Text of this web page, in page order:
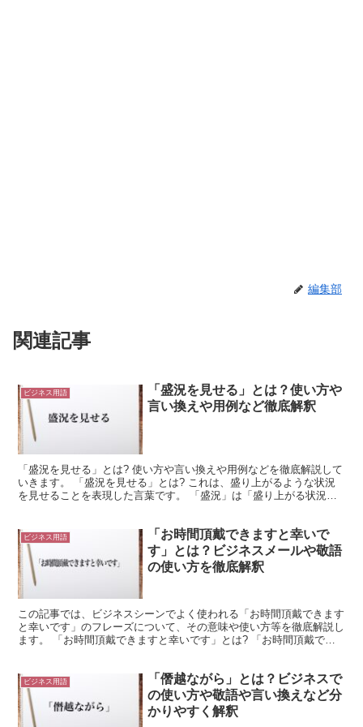
編集部
関連記事
ビジネス用語
「盛況を見せる」とは？使い方や
言い換えや用例など徹底解釈
「盛況を見せる」とは? 使い方や言い換えや用例などを徹底解説して
いきます。 「盛況を見せる」とは? これは、盛り上がるような状況
を見せることを表現した言葉です。 「盛況」は「盛り上がる状況」
ビジネス用語
「お時間頂戴できますと幸いで
す」とは？ビジネスメールや敬語
の使い方を徹底解釈
この記事では、ビジネスシーンでよく使われる「お時間頂戴できます
と幸いです」のフレーズについて、その意味や使い方等を徹底解説し
ます。 「お時間頂戴できますと幸いです」とは? 「お時間頂戴でき
ビジネス用語
「僭越ながら」とは？ビジネスで
の使い方や敬語や言い換えなど分
かりやすく解釈